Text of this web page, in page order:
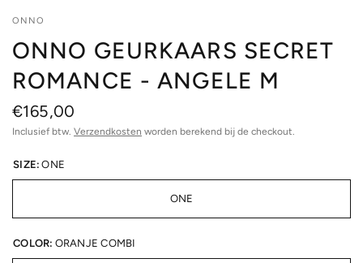
ONNO
ONNO GEURKAARS SECRET
ROMANCE - ANGELE M
€165,00
Inclusief btw. Verzendkosten worden berekend bij de checkout.
SIZE: ONE
ONE
COLOR: ORANJE COMBI